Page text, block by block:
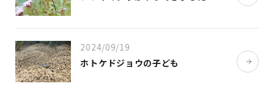
2024/09/19
ホトケドジョウの子ども